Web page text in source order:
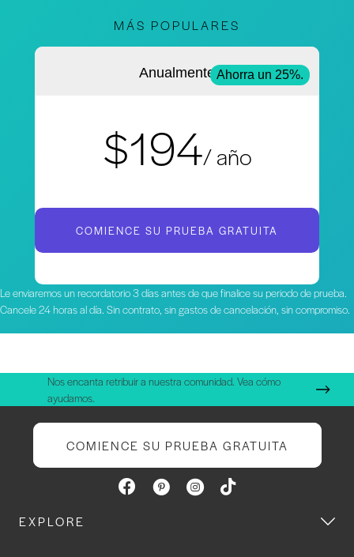
MÁS POPULARES
AnualmenteAhorra un 25%.
$194/ año
COMIENCE SU PRUEBA GRATUITA
Le enviaremos un recordatorio 3 días antes de que finalice su periodo de prueba.
Cancele 24 horas al día. Sin contrato, sin gastos de cancelación, sin compromiso.
Nos encanta retribuir a nuestra comunidad. Vea cómo
ayudamos.
COMIENCE SU PRUEBA GRATUITA
EXPLORE